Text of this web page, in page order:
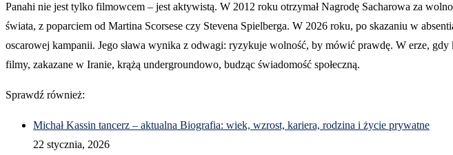
Panahi nie jest tylko filmowcem – jest aktywistą. W 2012 roku otrzymał Nagrodę Sacharowa za
świata, z poparciem od Martina Scorsese czy Stevena Spielberga. W 2026 roku, po skazaniu w
oscarowej kampanii. Jego sława wynika z odwagi: ryzykuje wolność, by mówić prawdę. W erze,
filmy, zakazane w Iranie, krążą undergroundowo, budząc świadomość społeczną.
Sprawdź również:
Michał Kassin tancerz – aktualna Biografia: wiek, wzrost, kariera, rodzina i życie prywatne
22 stycznia, 2026